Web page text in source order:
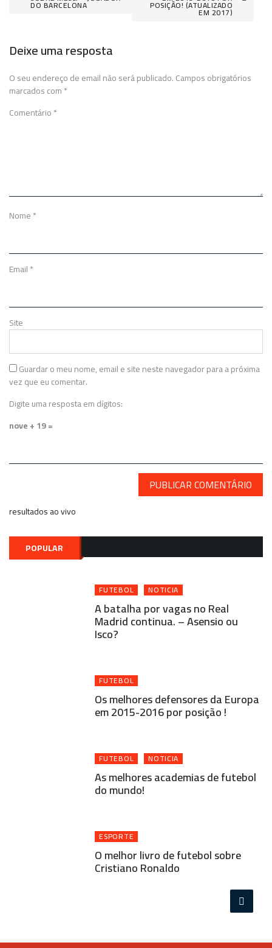
DO BARCELONA POSIÇÃO! (ATUALIZADO
EM 2017)
Deixe uma resposta
O seu endereço de email não será publicado.Campos obrigatórios
marcados com*
Comentário*
Nome*
Email*
Site
Guardar o meu nome, email e site neste navegador para a próxima
vez que eu comentar.
Digite uma resposta em dígitos:
nove + 19 =
resultados ao vivo
POPULAR
FUTEBOL NOTICIA
A batalha por vagas no Real
Madrid continua. – Asensio ou
Isco?
FUTEBOL
Os melhores defensores da Europa
em 2015-2016 por posição !
FUTEBOL NOTICIA
As melhores academias de futebol
do mundo!
ESPORTE
O melhor livro de futebol sobre
Cristiano Ronaldo